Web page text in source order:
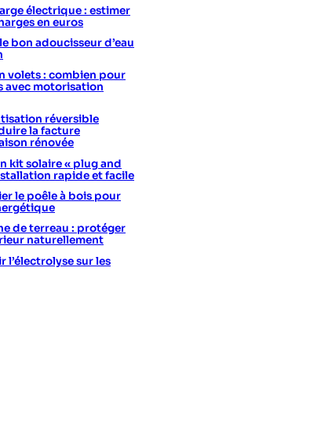
électrique : estimer
en euros
bon adoucisseur d’eau
volets : combien pour
avec motorisation
réversible
la facture
rénovée
kit solaire « plug and
rapide et facile
le poêle à bois pour
de terreau : protéger
naturellement
l’électrolyse sur les